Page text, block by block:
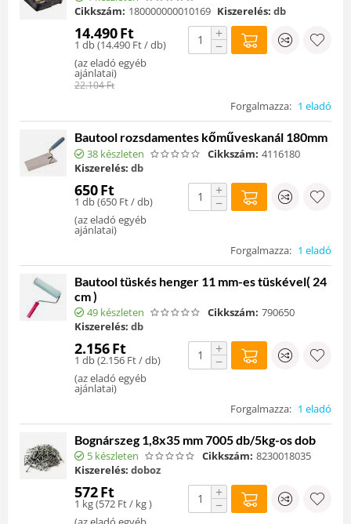
Cikkszám: 180000000010169 Kiszerelés: db
14.490Ft
1 db (14.490 Ft/ db)
(az eladó egyéb
ajánlatai)
22.104Ft
+
−
Forgalmazza: 1 eladó
Bautool rozsdamentes kőműveskanál 180mm
38 készleten Cikkszám: 4116180
Kiszerelés: db
650Ft
1 db (650 Ft/ db)
(az eladó egyéb
ajánlatai)
+
−
Forgalmazza: 1 eladó
Bautool tüskés henger 11 mm-es tüskével( 24
cm )
49 készleten Cikkszám: 790650
Kiszerelés: db
2.156Ft
1 db (2.156 Ft/ db)
(az eladó egyéb
ajánlatai)
+
−
Forgalmazza: 1 eladó
Bognárszeg 1,8x35 mm 7005 db/5kg-os dob
5 készleten Cikkszám: 8230018035
Kiszerelés: doboz
572Ft
1 kg (572 Ft/ kg )
+
−